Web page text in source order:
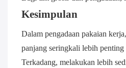
Kesimpulan
Dalam pengadaan pakaian
panjang seringkali lebih
Terkadang, melakukan lebih